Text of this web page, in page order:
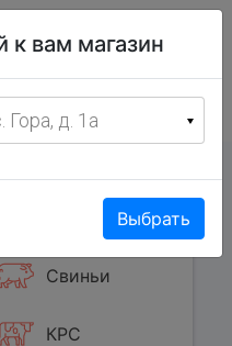
с 8:00 до 19:00 ежедневно
Свиньи
КРС
вам магазин
Гора, д. 1а
Выбрать